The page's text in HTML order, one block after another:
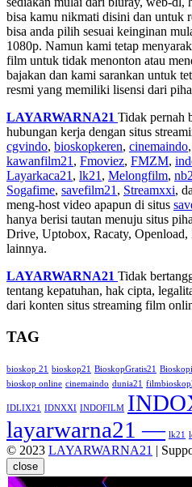
bisa kamu nikmati disini dan untuk
bisa anda pilih sesuai keinginan
1080p. Namun kami tetap
film untuk tidak menonton atau
bajakan dan kami sarankan untuk
resmi yang memiliki lisensi dari
LAYARWARNA21 Tidak pernah
hubungan kerja dengan situs
cgvindo, bioskopkeren, cinemaindo,
kawanfilm21 , Fmoviez, FMZM,
Layarkaca21 , lk21 , Melongfilm,
Sogafime, savefilm21 , Streamxxi,
meng-host video apapun di situs
hanya berisi tautan menuju situs
Drive, Uptobox, Racaty,
lainnya.
LAYARWARNA21 Tidak
tentang kepatuhan, hak cipta,
dari konten situs streaming film
TAG
bioskop 21 bioskop21 BioskopGratis21
bioskop online cinemaindo dunia21
IDLIX21 IDNXXI INDOFILM
layarwarna21 — lk21
© 2023 LAYARWARNA21 |
close